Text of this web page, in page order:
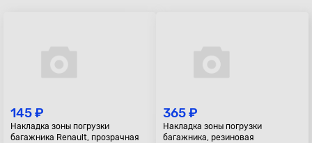
145 ₽
Накладка зоны погрузки
багажника Renault, прозрачная
365 ₽
Накладка зоны погрузки
багажника, резиновая